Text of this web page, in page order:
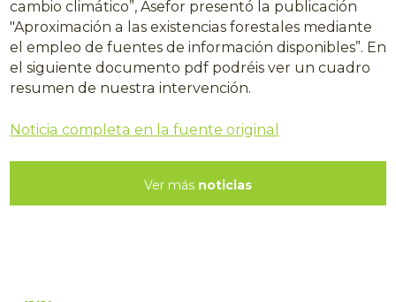
cambio climático”, Asefor presentó la publicación
"Aproximación a las existencias forestales mediante
el empleo de fuentes de información disponibles”. En
el siguiente documento pdf podréis ver un cuadro
resumen de nuestra intervención.
Noticia completa en la fuente original
Ver más noticias